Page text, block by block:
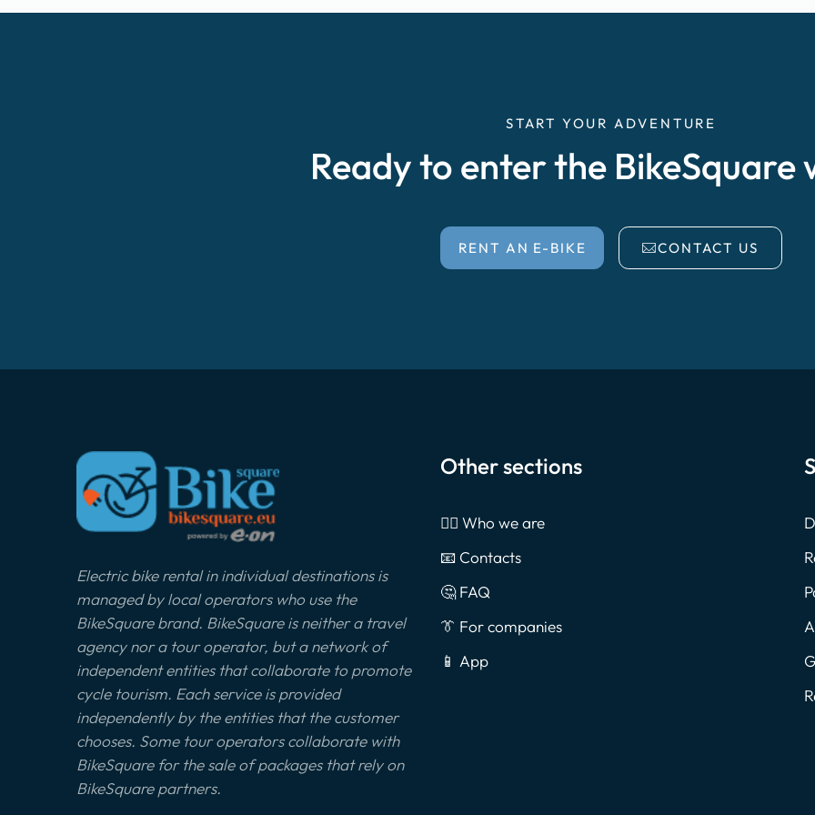
START YOUR ADVENTURE
Ready to enter the BikeSquare
RENT AN E-BIKE CONTACT US
Electric bike rental in individual destinations is
managed by local operators who use the
BikeSquare brand. BikeSquare is neither a travel
agency nor a tour operator, but a network of
independent entities that collaborate to promote
cycle tourism. Each service is provided
independently by the entities that the customer
chooses. Some tour operators collaborate with
BikeSquare for the sale of packages that rely on
BikeSquare partners.
Other sections
🙎‍♂️ Who we are
📧 Contacts
🤔 FAQ
👔 For companies
📱 App